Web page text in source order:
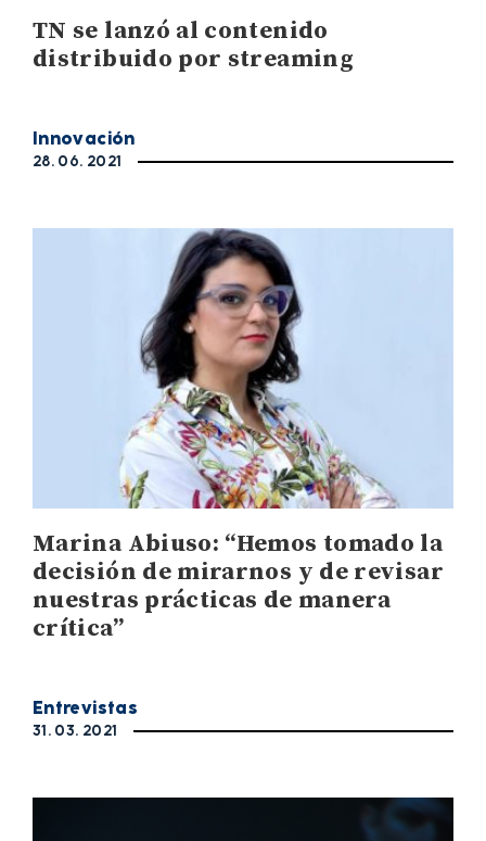
TN se lanzó al contenido
distribuido por streaming
Innovación
28. 06. 2021
Marina Abiuso: “Hemos tomado la
decisión de mirarnos y de revisar
nuestras prácticas de manera
crítica”
Entrevistas
31. 03. 2021